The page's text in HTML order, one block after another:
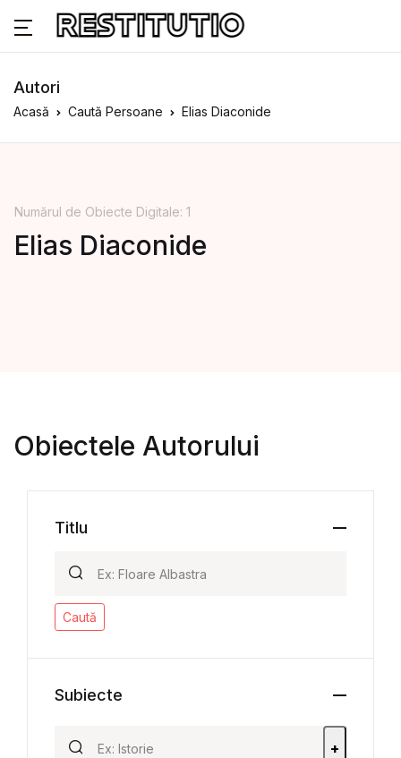
Autori
Acasă Caută Persoane Elias Diaconide
Numărul de Obiecte Digitale: 1
Elias Diaconide
Obiectele Autorului
Titlu
Caută
Subiecte
+